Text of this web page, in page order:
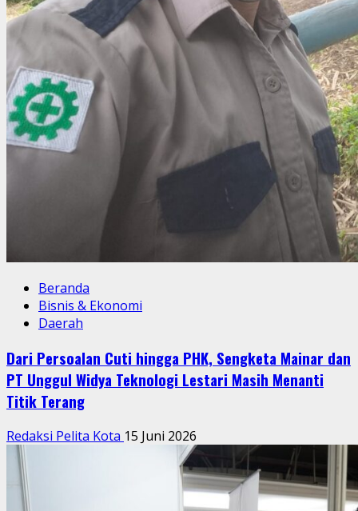
Beranda
Bisnis & Ekonomi
Daerah
Dari Persoalan Cuti hingga PHK, Sengketa Mainar dan
PT Unggul Widya Teknologi Lestari Masih Menanti
Titik Terang
Redaksi Pelita Kota 15 Juni 2026